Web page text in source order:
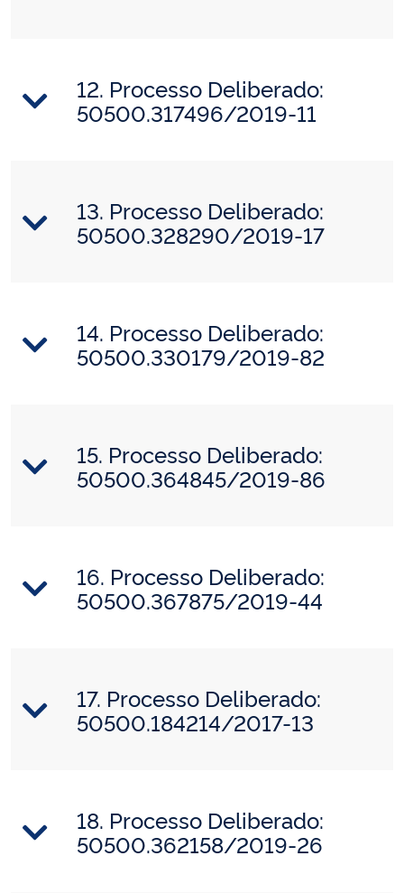
12. Processo Deliberado:
50500.317496/2019-11
13. Processo Deliberado:
50500.328290/2019-17
14. Processo Deliberado:
50500.330179/2019-82
15. Processo Deliberado:
50500.364845/2019-86
16. Processo Deliberado:
50500.367875/2019-44
17. Processo Deliberado:
50500.184214/2017-13
18. Processo Deliberado:
50500.362158/2019-26